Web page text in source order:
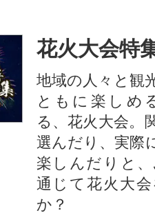
花火大会特
地域の人々と観
ともに楽しめ
る、花火大会。
選んだり、実際
楽しんだりと
通じて花火大
か？​